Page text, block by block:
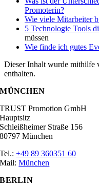
Promoterin?
Wie viele Mitarbeiter
5 Technologie Tools
müssen
Wie finde ich gutes
Dieser Inhalt wurde mithilfe
enthalten.
MÜNCHEN
TRUST Promotion GmbH
Hauptsitz
Schleißheimer Straße 156
80797 München
Tel.:+49 89 360351 60
Mail:München
BERLIN